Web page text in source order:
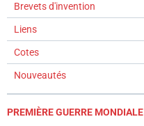
Brevets d'invention
Liens
Cotes
Nouveautés
PREMIÈRE GUERRE MONDIALE